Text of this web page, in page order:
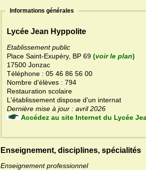
Informations générales
Lycée Jean Hyppolite
Etablissement public
Place Saint-Exupéry, BP 69 (voir le plan)
17500 Jonzac
Téléphone : 05 46 86 56 00
Nombre d'élèves : 794
Restauration scolaire
L'établissement dispose d'un internat
Dernière mise à jour : avril 2026
Accédez au site Internet
Enseignement, disciplines, spécialités
Enseignement professionnel